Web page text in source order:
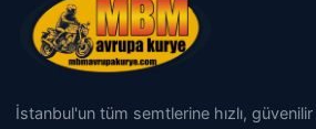
İstanbul'un tüm semtlerine hızlı,